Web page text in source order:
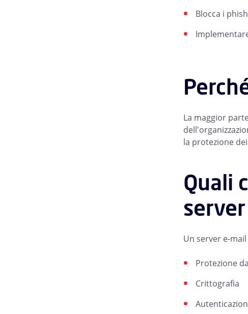
Blocca i
La maggior
la protezione
Quali
Un server e-
Protezione
Crittografia